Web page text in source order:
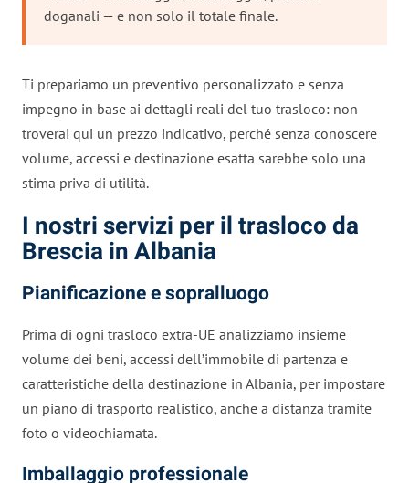
doganali — e non solo il totale finale.
Ti prepariamo un preventivo personalizzato e senza
impegno in base ai dettagli reali del tuo trasloco: non
troverai qui un prezzo indicativo, perché senza conoscere
volume, accessi e destinazione esatta sarebbe solo una
stima priva di utilità.
I nostri servizi per il trasloco da
Brescia in Albania
Pianificazione e sopralluogo
Prima di ogni trasloco extra-UE analizziamo insieme
volume dei beni, accessi dell’immobile di partenza e
caratteristiche della destinazione in Albania, per impostare
un piano di trasporto realistico, anche a distanza tramite
foto o videochiamata.
Imballaggio professionale